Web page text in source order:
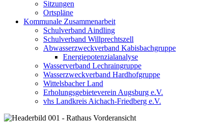
Sitzungen
Ortspläne
Kommunale Zusammenarbeit
Schulverband Aindling
Schulverband Willprechtszell
Abwasserzweckverband Kabisbachgruppe
Energiepotenzialanalyse
Wasserverband Lechraingruppe
Wasserzweckverband Hardhofgruppe
Wittelsbacher Land
Erholungsgebieteverein Augsburg e.V.
vhs Landkreis Aichach-Friedberg e.V.